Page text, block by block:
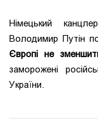
Німецький
Володимир Путін
Європі не
заморожені
України.